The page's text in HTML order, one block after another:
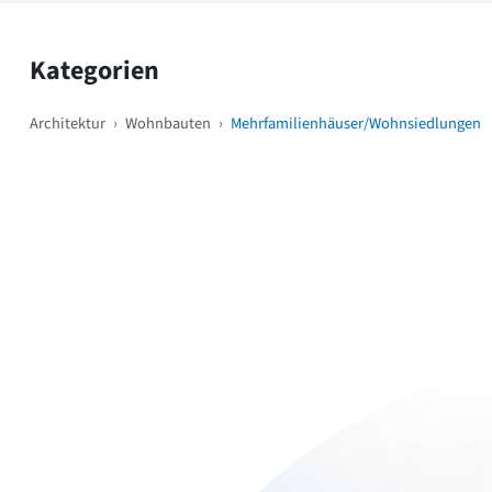
Kategorien
Architektur › Wohnbauten › Mehrfamilienhäuser/Wohnsiedlungen